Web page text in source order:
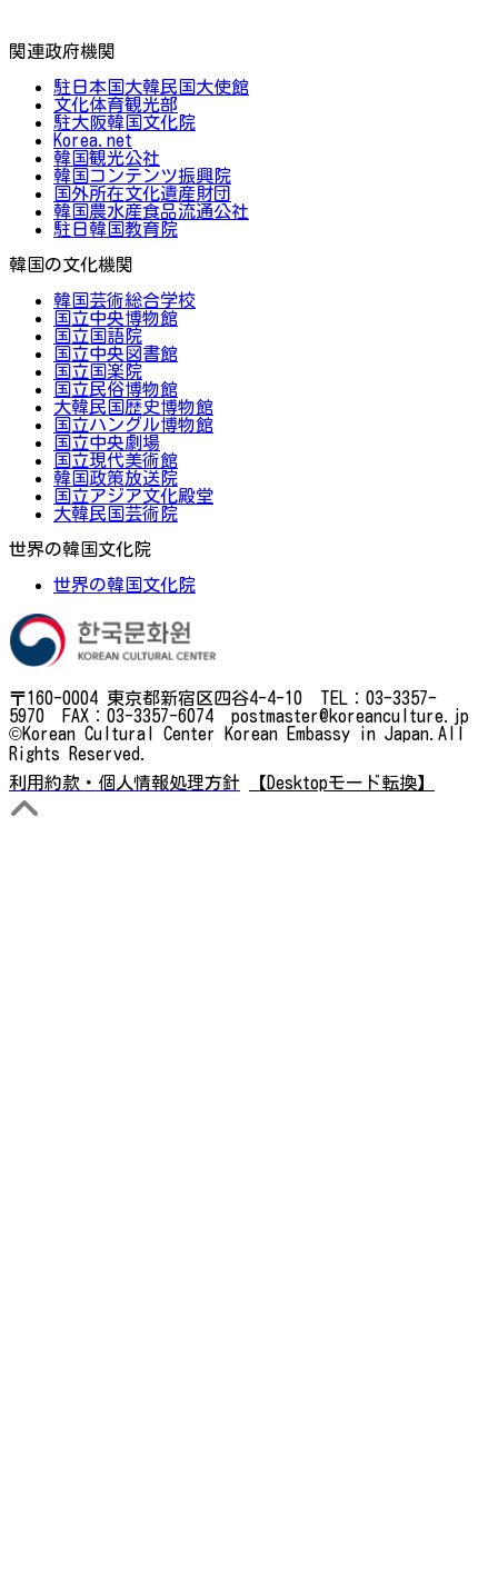
関連政府機関
駐日本国大韓民国大使館
文化体育観光部
駐大阪韓国文化院
Korea.net
韓国観光公社
韓国コンテンツ振興院
国外所在文化遺産財団
韓国農水産食品流通公社
駐日韓国教育院
韓国の文化機関
韓国芸術総合学校
国立中央博物館
国立国語院
国立中央図書館
国立国楽院
国立民俗博物館
大韓民国歴史博物館
国立ハングル博物館
国立中央劇場
国立現代美術館
韓国政策放送院
国立アジア文化殿堂
大韓民国芸術院
世界の韓国文化院
世界の韓国文化院
〒160-0004 東京都新宿区四谷4-4-10 TEL：03-3357-
5970 FAX：03-3357-6074 postmaster@koreanculture.jp
©Korean Cultural Center Korean Embassy in Japan.All
Rights Reserved.
利用約款・個人情報処理方針
【Desktopモード転換】